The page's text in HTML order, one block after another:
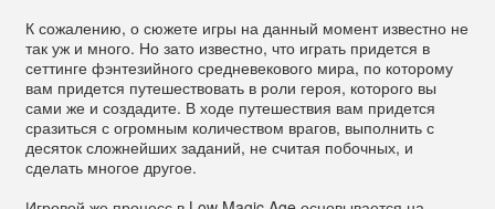
К сожалению, о сюжете игры на данный момент известно не
так уж и много. Но зато известно, что играть придется в
сеттинге фэнтезийного средневекового мира, по которому
вам придется путешествовать в роли героя, которого вы
сами же и создадите. В ходе путешествия вам придется
сразиться с огромным количеством врагов, выполнить с
десяток сложнейших заданий, не считая побочных, и
сделать многое другое.